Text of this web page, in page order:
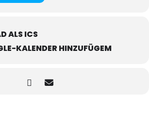
ALS ICS
KALENDER HINZUFÜGEM